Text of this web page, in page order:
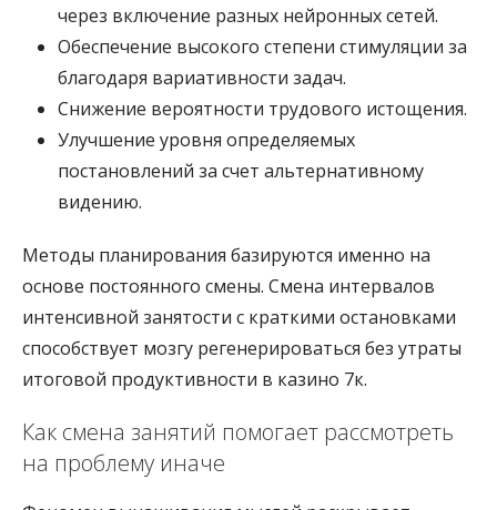
через включение разных нейронных сетей.
Обеспечение высокого степени стимуляции за
благодаря вариативности задач.
Снижение вероятности трудового истощения.
Улучшение уровня определяемых
постановлений за счет альтернативному
видению.
Методы планирования базируются именно на
основе постоянного смены. Смена интервалов
интенсивной занятости с краткими остановками
способствует мозгу регенерироваться без утраты
итоговой продуктивности в казино 7к.
Как смена занятий помогает рассмотреть
на проблему иначе